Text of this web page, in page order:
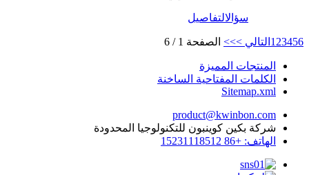
سؤالالتفاصيل
1 23456 التالي >>> الصفحة 1 / 6
المنتجات المميزة
الكلمات المفتاحية الساخنة
Sitemap.xml
product@kwinbon.com
شركة بكين كوينبون للتكنولوجيا المحدودة
الهاتف: +86 15231118512